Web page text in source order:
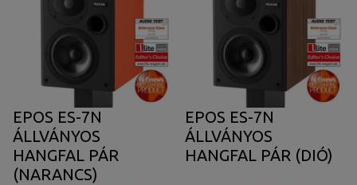
EPOS ES-7N
ÁLLVÁNYOS
HANGFAL PÁR
(NARANCS)
EPOS ES-7N
ÁLLVÁNYOS
HANGFAL PÁR (DIÓ)